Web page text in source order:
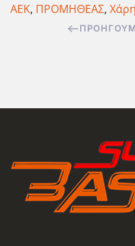
ΑΕΚ, ΠΡΟΜΗΘΕΑΣ,